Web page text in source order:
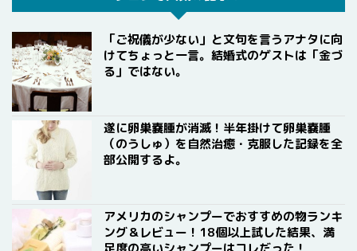
「ご祝儀が少ない」と文句を言うアナタに向
けてちょっと一言。結婚式のゲストは「金づ
る」ではない。
遂に卵巣嚢腫が消滅！半年掛けて卵巣嚢腫
（のうしゅ）を自然治癒・克服した記録を全
部公開するよ。
アメリカのシャンプーでおすすめの物ランキ
ング＆レビュー！18個以上試した結果、満